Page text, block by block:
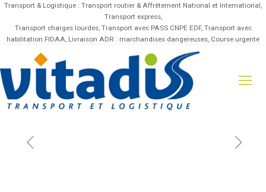
Transport & Logistique : Transport routier & Affrètement National et International,
Transport express,
Transport charges lourdes, Transport avec PASS CNPE EDF, Transport avec
habilitation FIDAA, Livraison ADR : marchandises dangereuses, Course urgente